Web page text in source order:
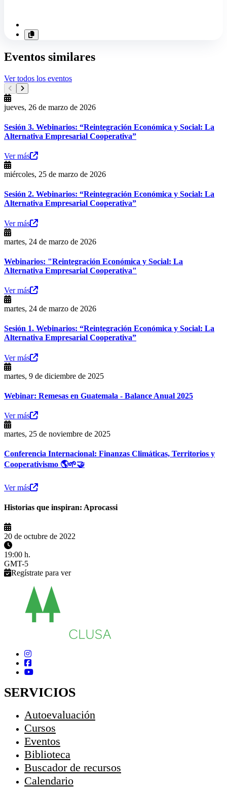
Eventos similares
Ver todos los eventos
jueves, 26 de marzo de 2026
Sesión 3. Webinarios: “Reintegración Económica y Social: La
Alternativa Empresarial Cooperativa”
Ver más
miércoles, 25 de marzo de 2026
Sesión 2. Webinarios: “Reintegración Económica y Social: La
Alternativa Empresarial Cooperativa”
Ver más
martes, 24 de marzo de 2026
Webinarios: "Reintegración Económica y Social: La
Alternativa Empresarial Cooperativa"
Ver más
martes, 24 de marzo de 2026
Sesión 1. Webinarios: “Reintegración Económica y Social: La
Alternativa Empresarial Cooperativa”
Ver más
martes, 9 de diciembre de 2025
Webinar: Remesas en Guatemala - Balance Anual 2025
Ver más
martes, 25 de noviembre de 2025
Conferencia Internacional: Finanzas Climáticas, Territorios y
Cooperativismo 🌎🌱🤝
Ver más
Historias que inspiran: Aprocassi
20 de octubre de 2022
19:00 h.
GMT-5
Regístrate para ver
SERVICIOS
Autoevaluación
Cursos
Eventos
Biblioteca
Buscador de recursos
Calendario